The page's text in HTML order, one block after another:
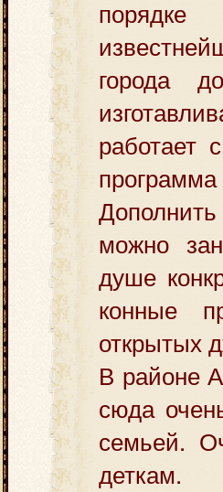
порядке
города
работает
можно
душе
конные
открытых
В районе
сюда
семьей.